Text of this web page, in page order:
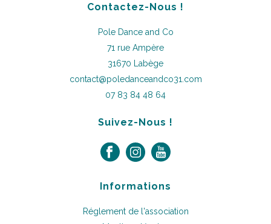
Contactez-Nous !
Pole Dance and Co
71 rue Ampère
31670 Labège
contact@poledanceandco31.com
07 83 84 48 64
Suivez-Nous !
Informations
Réglement de l'association